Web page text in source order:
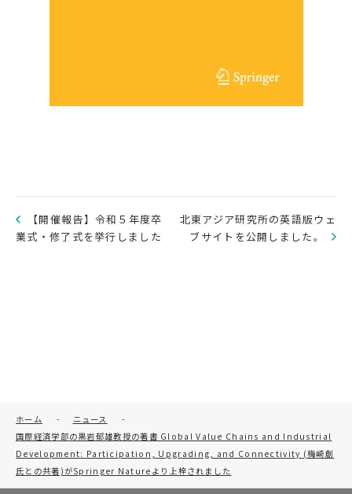
【開催報告】令和５年度卒
業式・修了式を挙行しました
北東アジア研究所の英語版ウェ
ブサイトを公開しました。
ホーム - ニュース
-
国際経済学部の黒岩郁雄教授の著書 Global Value Chains and Industrial
Development: Participation, Upgrading, and Connectivity (梅崎創
氏との共著)がSpringer Natureより上梓されました